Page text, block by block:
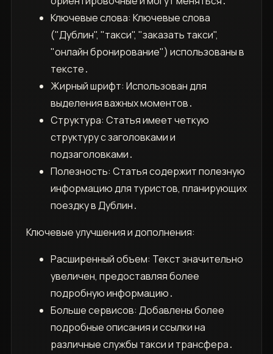
Ключевые слова: Ключевые слова
("Дублин", "такси", "заказать такси",
"онлайн бронирование") использованы в
тексте․
Жирный шрифт: Использован для
выделения важных моментов․
Структура: Статья имеет четкую
структуру с заголовками и
подзаголовками․
Полезность: Статья содержит полезную
информацию для туристов, планирующих
поездку в Дублин․
Ключевые улучшения и дополнения:
Расширенный объем: Текст значительно
увеличен, предоставляя более
подробную информацию․
Больше сервисов: Добавлены более
подробные описания и ссылки на
различные службы такси и трансфера․